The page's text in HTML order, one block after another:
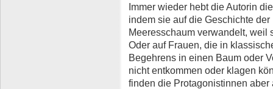
Immer wieder hebt die Autorin
indem sie auf die Geschichte
Meeresschaum verwandelt, weil
Oder auf Frauen, die in
Begehrens in einen Baum oder
nicht entkommen oder klagen
finden die Protagonistinnen aber